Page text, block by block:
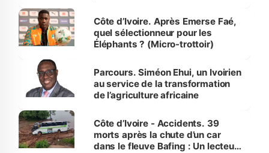
Côte d’Ivoire. Après Emerse Faé,
quel sélectionneur pour les
Éléphants ? (Micro-trottoir)
Parcours. Siméon Ehui, un Ivoirien
au service de la transformation
de l’agriculture africaine
Côte d’Ivoire - Accidents. 39
morts après la chute d’un car
dans le fleuve Bafing : Un lecteur